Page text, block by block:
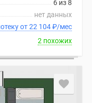
6 из 8
нет данных
В ипотеку от 22 104₽/мес
2 похожих